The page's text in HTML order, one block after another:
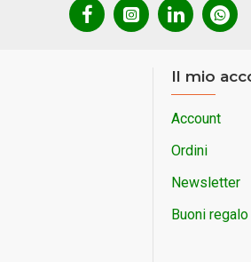
Il mio
Account
Ordini
Newsletter
Buoni regalo